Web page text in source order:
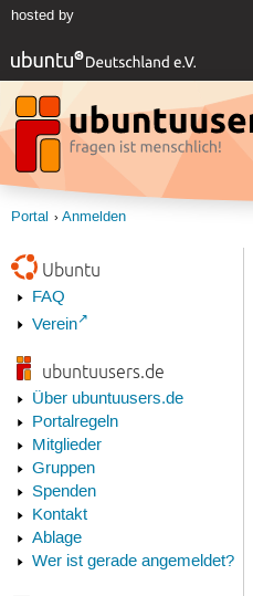
hosted by
Portal Anmelden
Ubuntu
FAQ
Verein
ubuntuusers.de
Über ubuntuusers.de
Portalregeln
Mitglieder
Gruppen
Spenden
Kontakt
Ablage
Wer ist gerade angemeldet?